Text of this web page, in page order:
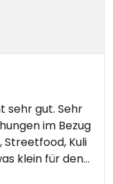
sehr gut. Sehr
im Bezug
Streetfood, Kuli
klein für den